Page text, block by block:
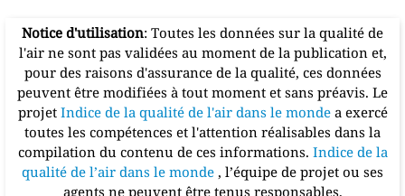
Notice d'utilisation: Toutes les données sur la qualité de
l'air ne sont pas validées au moment de la publication et,
pour des raisons d'assurance de la qualité, ces données
peuvent être modifiées à tout moment et sans préavis. Le
projet Indice de la qualité de l'air dans le monde a exercé
toutes les compétences et l'attention réalisables dans la
compilation du contenu de ces informations. Indice de la
qualité de l’air dans le monde , l’équipe de projet ou ses
agents ne peuvent être tenus responsables,